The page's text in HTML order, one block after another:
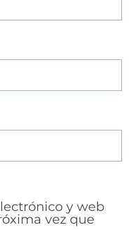
y web
vez que